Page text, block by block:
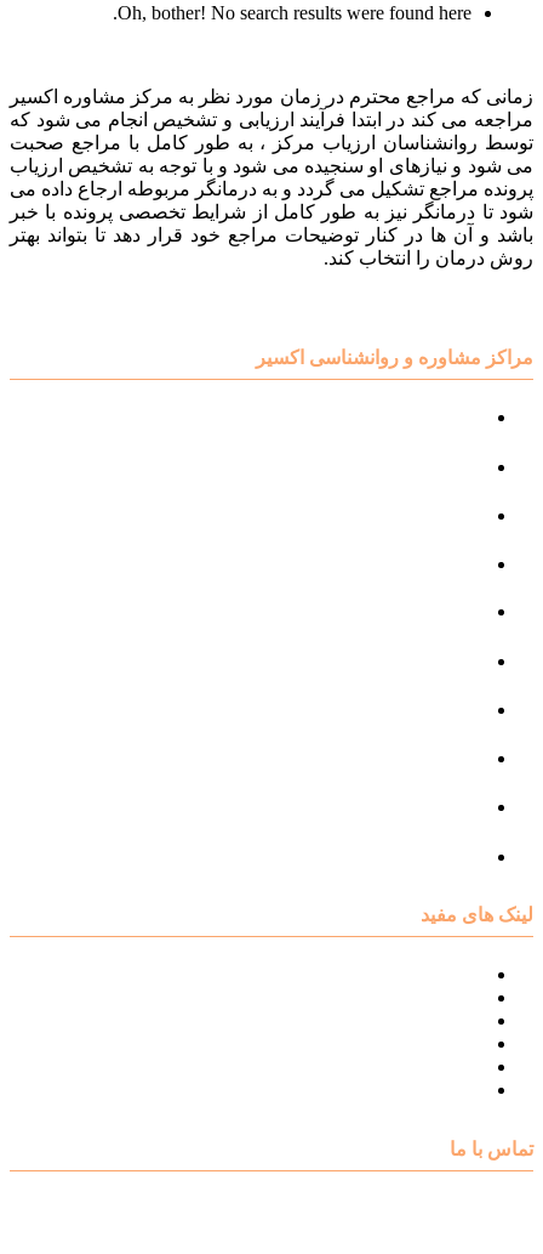
Oh, bother! No search results were found here.
زمانی که مراجع محترم در زمان مورد نظر به مرکز مشاوره اکسیر
مراجعه می کند در ابتدا فرآیند ارزیابی و تشخیص انجام می شود که
توسط روانشناسان ارزیاب مرکز ، به طور کامل با مراجع صحبت
می شود و نیازهای او سنجیده می شود و با توجه به تشخیص ارزیاب
پرونده مراجع تشکیل می گردد و به درمانگر مربوطه ارجاع داده می
شود تا درمانگر نیز به طور کامل از شرایط تخصصی پرونده با خبر
باشد و آن ها در کنار توضیحات مراجع خود قرار دهد تا بتواند بهتر
روش درمان را انتخاب کند.
مراکز مشاوره و روانشناسی اکسیر
لینک های مفید
تماس با ما